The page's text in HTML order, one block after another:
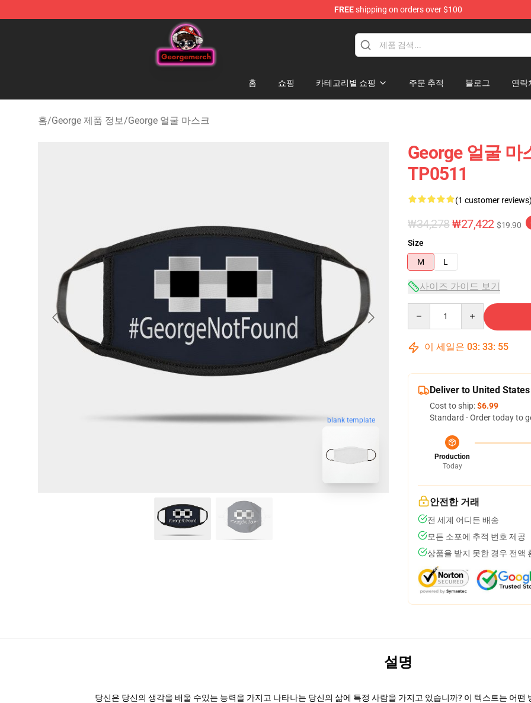
FREEshipping on orders over $100
George Store - Official George Merchandise Shop
홈 쇼핑 카테고리별 쇼핑 주문 추적 블로그 연락
홈/George 제품 정보/George 얼굴 마스크
blank template
George 얼굴 마
TP0511
(1 customer reviews)
₩34,278₩27,422 $19.90
Size
M
L
사이즈 가이드 보기
이 세일은 03: 33: 54
Deliver to United States
Cost to ship:$6.99
Standard - Order today to
Production
Today
안전한 거래
전 세계 어디든 배송
모든 소포에 추적 번호 제공
상품을 받지 못한 경우 전액
설명
당신은 당신의 생각을 배울 수있는 능력을 가지고 나타나는 당신의 삶에 특정 사람을 가지고 있습니까? 이 텍스트는 어떤